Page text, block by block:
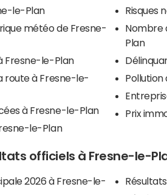
le-Plan
météo de Fresne-
Fresne-le-Plan
route à Fresne-le-
à Fresne-le-Plan
le-Plan
Risques
Nombre
Plan
Pollution
Prix
officiels à Fresne-le-
2026 à Fresne-le-